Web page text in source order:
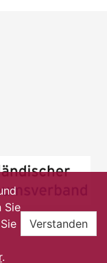
Sie
.
Verstanden